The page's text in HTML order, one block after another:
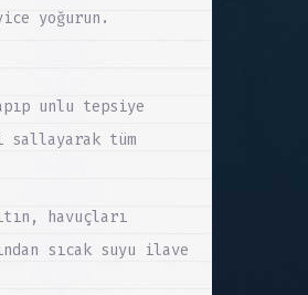
yoğurun.
unlu tepsiye
sallayarak tüm
havuçları
sıcak suyu ilave